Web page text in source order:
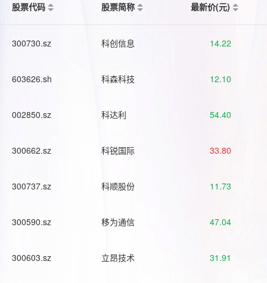
股票代码
股票简称 最新价(元)
300730.sz 科创信息 14.22
603626.sh 科森科技 12.10
002850.sz 科达利 54.40
300662.sz 科锐国际 33.80
300737.sz 科顺股份 11.73
300590.sz 移为通信 47.04
300603.sz 立昂技术 31.91